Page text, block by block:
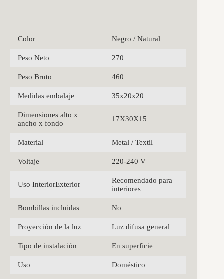
Color Negro / Natural
Peso Neto 270
Peso Bruto 460
Medidas embalaje 35x20x20
Dimensiones alto x
ancho x fondo
17X30X15
Material Metal / Textil
Voltaje 220-240 V
Uso InteriorExterior
Recomendado para
interiores
Bombillas incluidas No
Proyección de la luz Luz difusa general
Tipo de instalación En superficie
Uso Doméstico